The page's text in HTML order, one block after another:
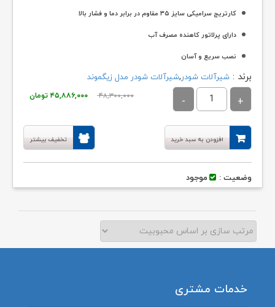
کارتریج سرامیکی سایز ۳۵ مقاوم در برابر دما و فشار بالا
دارای پرلاتور کاهنده مصرف آب
نصب سریع و آسان
ساختار ارگونومیکبرند : شیرآلات شودر,شیرآلات شودر مدل زیگموند
۴۸,۳۰۰,۰۰۰
قیمت
بود.
۴۵,۸۸۶,۰۰۰ تومان
افزودن به سبد خرید تخفیف بیشتر
وضعیت : موجود
خدمات مشتری